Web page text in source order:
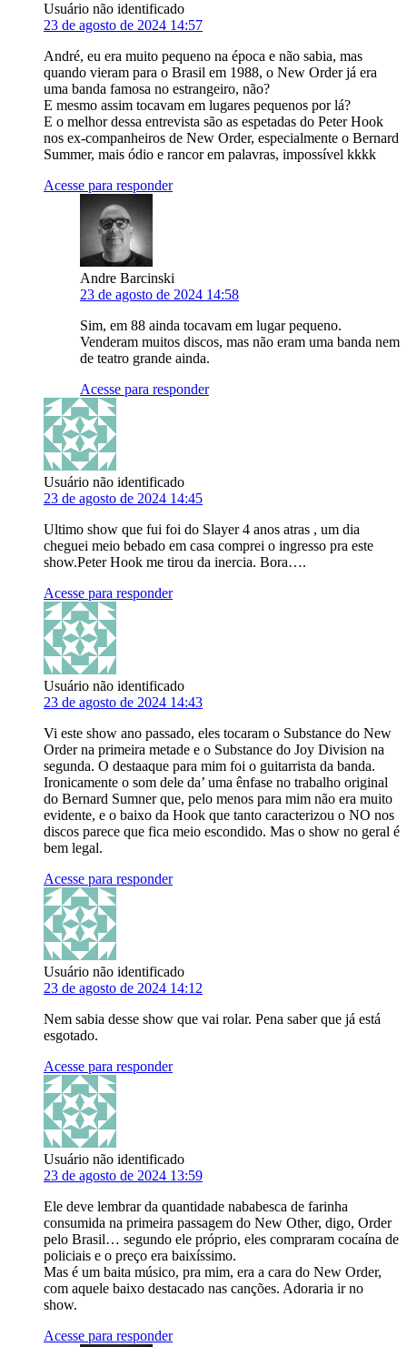
Usuário não identificado
23 de agosto de 2024 14:57
André, eu era muito pequeno na época e não sabia, mas
quando vieram para o Brasil em 1988, o New Order já era
uma banda famosa no estrangeiro, não?
E mesmo assim tocavam em lugares pequenos por lá?
E o melhor dessa entrevista são as espetadas do Peter Hook
nos ex-companheiros de New Order, especialmente o Bernard
Summer, mais ódio e rancor em palavras, impossível kkkk
Acesse para responder
Andre Barcinski
23 de agosto de 2024 14:58
Sim, em 88 ainda tocavam em lugar pequeno.
Venderam muitos discos, mas não eram uma banda nem
de teatro grande ainda.
Acesse para responder
Usuário não identificado
23 de agosto de 2024 14:45
Ultimo show que fui foi do Slayer 4 anos atras , um dia
cheguei meio bebado em casa comprei o ingresso pra este
show.Peter Hook me tirou da inercia. Bora….
Acesse para responder
Usuário não identificado
23 de agosto de 2024 14:43
Vi este show ano passado, eles tocaram o Substance do New
Order na primeira metade e o Substance do Joy Division na
segunda. O destaaque para mim foi o guitarrista da banda.
Ironicamente o som dele da’ uma ênfase no trabalho original
do Bernard Sumner que, pelo menos para mim não era muito
evidente, e o baixo da Hook que tanto caracterizou o NO nos
discos parece que fica meio escondido. Mas o show no geral é
bem legal.
Acesse para responder
Usuário não identificado
23 de agosto de 2024 14:12
Nem sabia desse show que vai rolar. Pena saber que já está
esgotado.
Acesse para responder
Usuário não identificado
23 de agosto de 2024 13:59
Ele deve lembrar da quantidade nababesca de farinha
consumida na primeira passagem do New Other, digo, Order
pelo Brasil… segundo ele próprio, eles compraram cocaína de
policiais e o preço era baixíssimo.
Mas é um baita músico, pra mim, era a cara do New Order,
com aquele baixo destacado nas canções. Adoraria ir no
show.
Acesse para responder